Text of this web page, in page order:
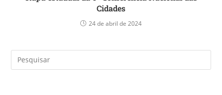
Cidades
24 de abril de 2024